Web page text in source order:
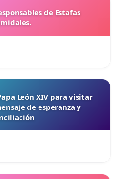
de Estafas
León XIV para visitar
de esperanza y